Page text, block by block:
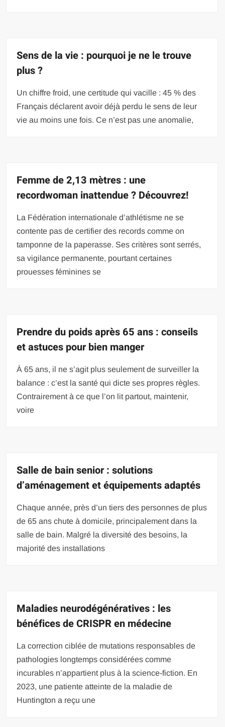
Sens de la vie : pourquoi je ne le trouve
plus ?
Un chiffre froid, une certitude qui vacille : 45 % des
Français déclarent avoir déjà perdu le sens de leur
vie au moins une fois. Ce n’est pas une anomalie,
Femme de 2,13 mètres : une
recordwoman inattendue ? Découvrez!
La Fédération internationale d’athlétisme ne se
contente pas de certifier des records comme on
tamponne de la paperasse. Ses critères sont serrés,
sa vigilance permanente, pourtant certaines
prouesses féminines se
Prendre du poids après 65 ans : conseils
et astuces pour bien manger
À 65 ans, il ne s’agit plus seulement de surveiller la
balance : c’est la santé qui dicte ses propres règles.
Contrairement à ce que l’on lit partout, maintenir,
voire
Salle de bain senior : solutions
d’aménagement et équipements adaptés
Chaque année, près d’un tiers des personnes de plus
de 65 ans chute à domicile, principalement dans la
salle de bain. Malgré la diversité des besoins, la
majorité des installations
Maladies neurodégénératives : les
bénéfices de CRISPR en médecine
La correction ciblée de mutations responsables de
pathologies longtemps considérées comme
incurables n’appartient plus à la science-fiction. En
2023, une patiente atteinte de la maladie de
Huntington a reçu une